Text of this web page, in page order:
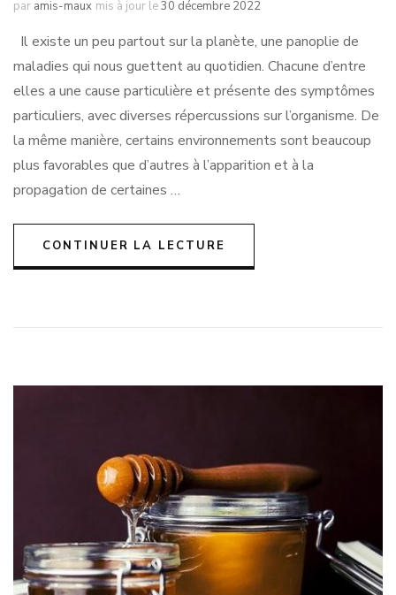
par amis-maux mis à jour le30 décembre 2022
Il existe un peu partout sur la planète, une panoplie de
maladies qui nous guettent au quotidien. Chacune d’entre
elles a une cause particulière et présente des symptômes
particuliers, avec diverses répercussions sur l’organisme. De
la même manière, certains environnements sont beaucoup
plus favorables que d’autres à l’apparition et à la
propagation de certaines …
CONTINUER LA LECTURE